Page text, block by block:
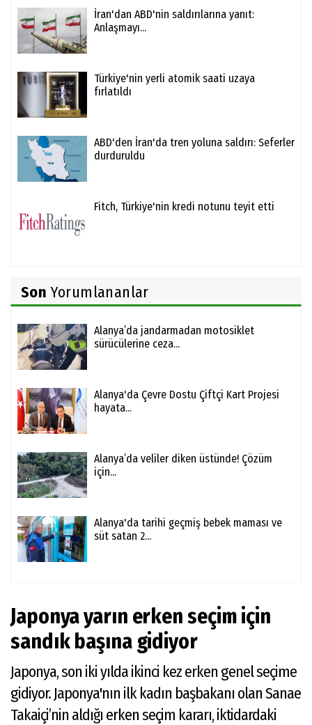
İran'dan ABD'nin saldırılarına yanıt:
Anlaşmayı...
Türkiye'nin yerli atomik saati uzaya
fırlatıldı
ABD'den İran'da tren yoluna saldırı: Seferler
durduruldu
Fitch, Türkiye'nin kredi notunu teyit etti
Son Yorumlananlar
Alanya’da jandarmadan motosiklet
sürücülerine ceza...
Alanya'da Çevre Dostu Çiftçi Kart Projesi
hayata...
Alanya’da veliler diken üstünde! Çözüm
için...
Alanya'da tarihi geçmiş bebek maması ve
süt satan 2...
Japonya yarın erken seçim için
sandık başına gidiyor
Japonya, son iki yılda ikinci kez erken genel seçime
gidiyor. Japonya'nın ilk kadın başbakanı olan Sanae
Takaiçi’nin aldığı erken seçim kararı, iktidardaki